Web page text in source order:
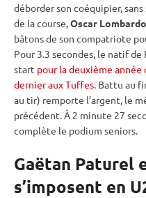
déborder son coéquipier,
de la course,Oscar
bâtons de son compatriote
Pour 3.3 secondes, le natif de
start pour la deuxième année
dernier aux Tuffes. Battu au
au tir) remporte l’argent, le
précédent. À 2 minute 27
complète le podium seniors.
Gaëtan Paturel
s’imposent en